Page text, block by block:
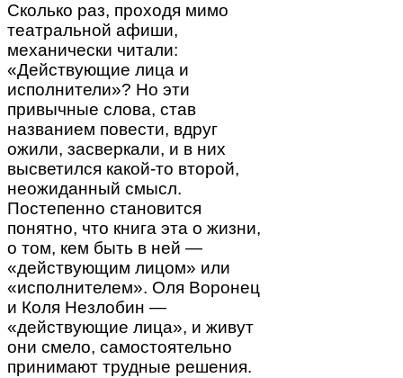
Сколько раз, проходя мимо
театральной афиши,
механически читали:
«Действующие лица и
исполнители»? Но эти
привычные слова, став
названием повести, вдруг
ожили, засверкали, и в них
высветился какой-то второй,
неожиданный смысл.
Постепенно становится
понятно, что книга эта о жизни,
о том, кем быть в ней —
«действующим лицом» или
«исполнителем». Оля Воронец
и Коля Незлобин —
«действующие лица», и живут
они смело, самостоятельно
принимают трудные решения.